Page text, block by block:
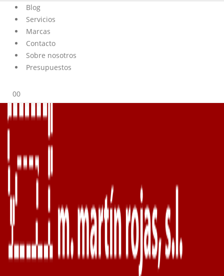
Blog
Servicios
Marcas
Contacto
Sobre nosotros
Presupuestos
00